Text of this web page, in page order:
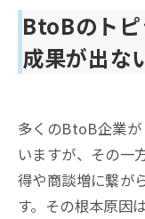
BtoBのト
成果が出な
多くのBtoB企業が
いますが、その一
得や商談増に繋が
す。その根本原因